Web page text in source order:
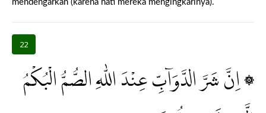
mendengarkan (karena hati mereka mengingkarinya).
22
۞ اِنَّ شَرَّ الدَّوَاۤبِّ عِنْدَ اللّٰهِ الصُّمُّ الْبُكْمُ